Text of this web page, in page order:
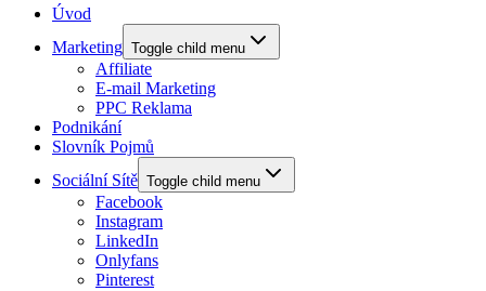
Úvod
Marketing Toggle child menu
Affiliate
E-mail Marketing
PPC Reklama
Podnikání
Slovník Pojmů
Sociální Sítě Toggle child menu
Facebook
Instagram
LinkedIn
Onlyfans
Pinterest